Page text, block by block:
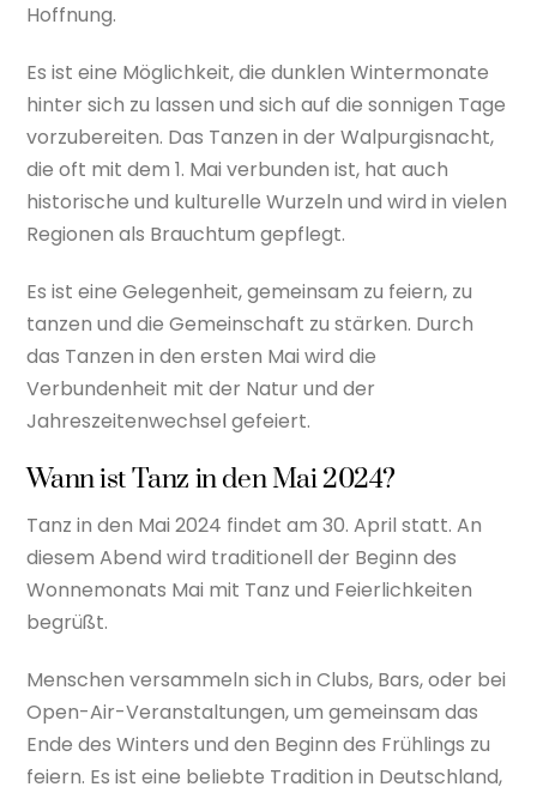
Hoffnung.
Es ist eine Möglichkeit, die dunklen Wintermonate
hinter sich zu lassen und sich auf die sonnigen Tage
vorzubereiten. Das Tanzen in der Walpurgisnacht,
die oft mit dem 1. Mai verbunden ist, hat auch
historische und kulturelle Wurzeln und wird in vielen
Regionen als Brauchtum gepflegt.
Es ist eine Gelegenheit, gemeinsam zu feiern, zu
tanzen und die Gemeinschaft zu stärken. Durch
das Tanzen in den ersten Mai wird die
Verbundenheit mit der Natur und der
Jahreszeitenwechsel gefeiert.
Wann ist Tanz in den Mai 2024?
Tanz in den Mai 2024 findet am 30. April statt. An
diesem Abend wird traditionell der Beginn des
Wonnemonats Mai mit Tanz und Feierlichkeiten
begrüßt.
Menschen versammeln sich in Clubs, Bars, oder bei
Open-Air-Veranstaltungen, um gemeinsam das
Ende des Winters und den Beginn des Frühlings zu
feiern. Es ist eine beliebte Tradition in Deutschland,